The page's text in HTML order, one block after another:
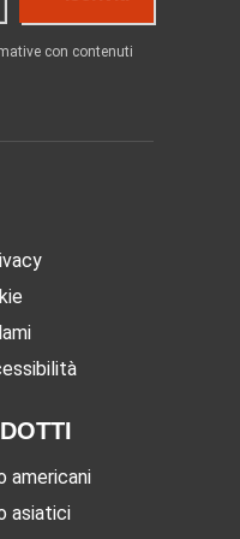
con contenuti
americani
asiatici